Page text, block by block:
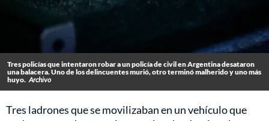
Tres policías que intentaron robar a un policía de civil en Argentina desataron
una balacera. Uno de los delincuentes murió, otro terminó malherido y uno más
huyo. Archivo
Tres ladrones que se movilizaban en un vehículo que